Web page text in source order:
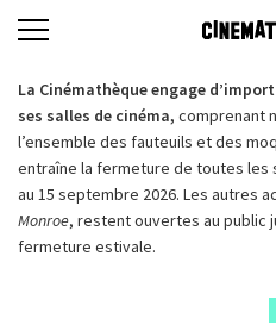
La Cinémathèque engage
ses salles de cinéma, comprenant
l’ensemble des fauteuils et des
entraîne la fermeture de toutes les
au 15 septembre 2026. Les autres
Monroe, restent ouvertes au public
fermeture estivale.